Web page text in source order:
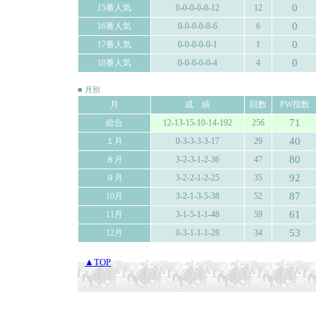
15番人気 0-0-0-0-0-12 12 0
16番人気 0-0-0-0-0-6 6 0
17番人気 0-0-0-0-0-1 1 0
18番人気 0-0-0-0-0-4 4 0
■ 月別
月 成 績 回数
PW指数
総合
12-13-15-10-14-192 256 71
１月 0-3-3-3-3-17 29 40
８月 3-2-3-1-2-36 47 80
９月 3-2-2-1-2-25 35 92
10月 3-2-1-3-5-38 52 87
11月 3-1-5-1-1-48 59 61
12月 0-3-1-1-1-28 34 53
▲TOP